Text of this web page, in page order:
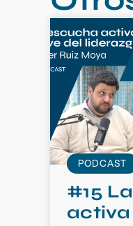
PODCAST
#15